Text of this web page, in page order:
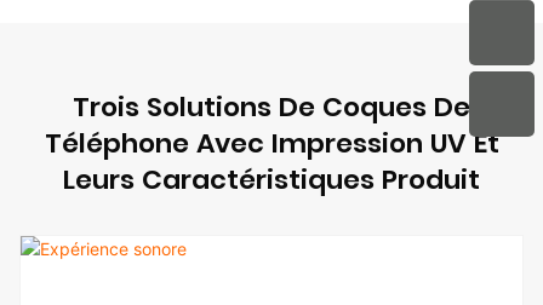
Trois Solutions De Coques De
Téléphone Avec Impression UV Et
Leurs Caractéristiques Produit